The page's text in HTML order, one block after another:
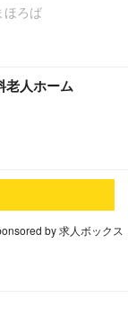
ほろば
老人ホーム
by 求人ボックス